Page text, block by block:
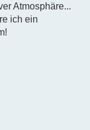
Atmosphäre...
ich ein